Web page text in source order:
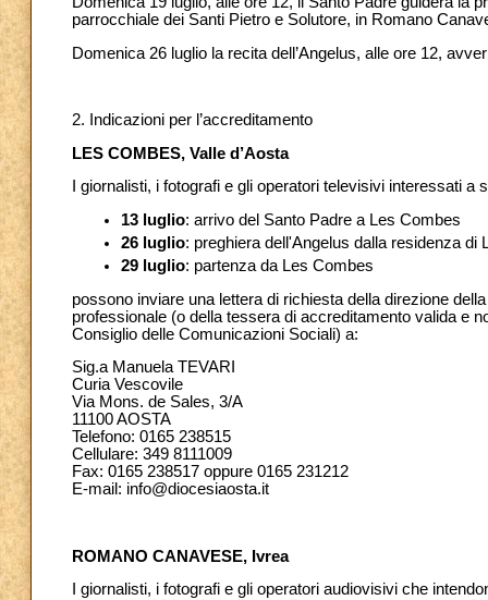
parrocchiale dei Santi Pietro e Solutore, in Romano
Domenica 26 luglio la recita dell’Angelus, alle ore 12,
2. Indicazioni per l’accreditamento
LES COMBES, Valle d’Aosta
I giornalisti, i fotografi e gli operatori televisivi interessati a
13 luglio: arrivo del Santo Padre a Les Combes
26 luglio: preghiera dell'Angelus dalla residenza di
29 luglio: partenza da Les Combes
possono inviare una lettera di richiesta della direzione
professionale (o della tessera di accreditamento valida e
Consiglio delle Comunicazioni Sociali) a:
Sig.a Manuela TEVARI
Curia Vescovile
Via Mons. de Sales, 3/A
11100 AOSTA
Telefono: 0165 238515
Cellulare: 349 8111009
Fax: 0165 238517 oppure 0165 231212
E-mail: info@diocesiaosta.it
ROMANO CANAVESE, Ivrea
I giornalisti, i fotografi e gli operatori audiovisivi che